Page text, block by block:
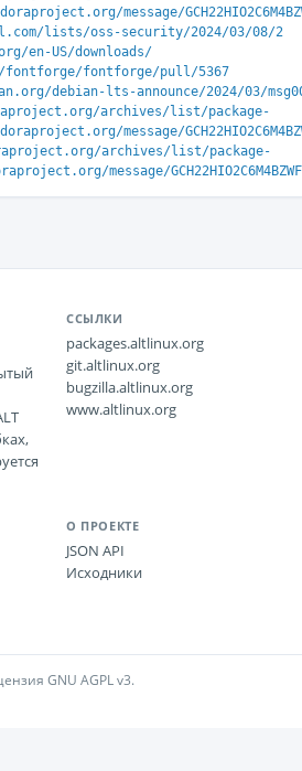
message/
lists/oss-security/2024/03/08/2
en-US/downloads/
fontforge/fontforge/pull/5367
debian-lts-announce/2024/03/
archives/list/package-
message/
archives/list/package-
message/
ССЫЛКИ
packages.altlinux.org
git.altlinux.org
bugzilla.altlinux.org
www.altlinux.org
О ПРОЕКТЕ
JSON API
Исходники
GNU AGPL v3.